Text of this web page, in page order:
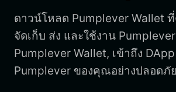
ดาวน์โหลด Pumplever Wallet
จัดเก็บ ส่ง และใช้งาน
Pumplever Wallet, เข้าถึง
Pumplever ของคุณอย่างปลอดภัย